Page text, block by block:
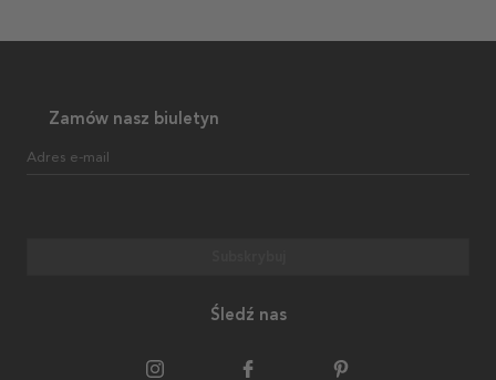
Zamów nasz biuletyn
Adres e-mail
Śledź nas